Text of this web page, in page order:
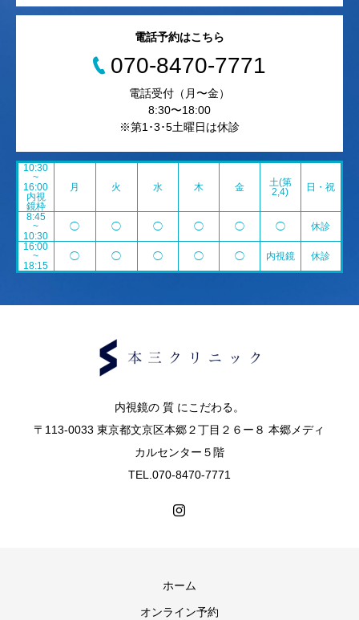
電話予約はこちら
070-8470-7771
電話受付（月〜金）
8:30〜18:00
※第1･3･5土曜日は休診
10:30
~
16:00
内視
鏡枠
月 火 水 木 金
土(第
2,4)
日・祝
8:45
~
10:30
◯ ◯ ◯ ◯ ◯ ◯
休診
16:00
~
18:15
◯ ◯ ◯ ◯ ◯ 内視鏡 休診
内視鏡の 質 にこだわる。
〒113-0033 東京都文京区本郷２丁目２６ー８ 本郷メディ
カルセンター５階
TEL.070-8470-7771
ホーム
オンライン予約